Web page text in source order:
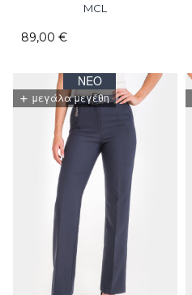
MCL
89,00 €
ΝΈΟ
+ μεγάλα μεγέθη